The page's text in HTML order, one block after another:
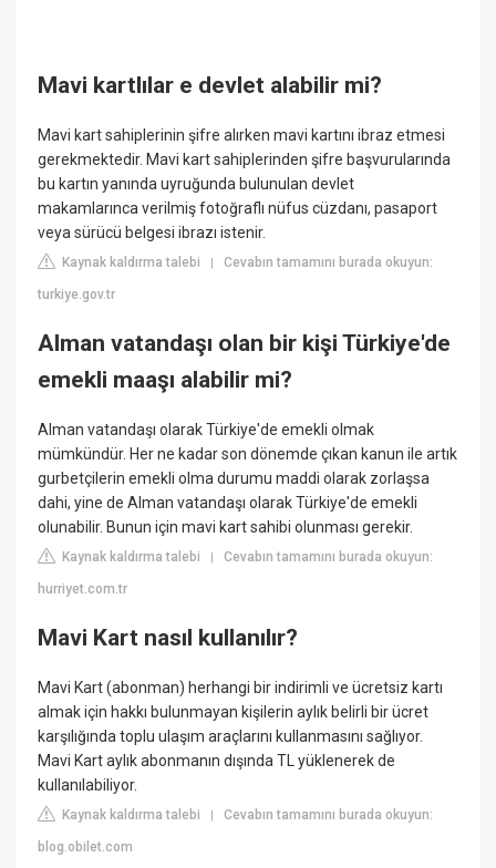
Mavi kartlılar e devlet alabilir mi?
Mavi kart sahiplerinin şifre alırken mavi kartını ibraz etmesi
gerekmektedir. Mavi kart sahiplerinden şifre başvurularında
bu kartın yanında uyruğunda bulunulan devlet
makamlarınca verilmiş fotoğraflı nüfus cüzdanı, pasaport
veya sürücü belgesi ibrazı istenir.
Kaynak kaldırma talebi |Cevabın tamamını burada okuyun:
turkiye.gov.tr
Alman vatandaşı olan bir kişi Türkiye'de
emekli maaşı alabilir mi?
Alman vatandaşı olarak Türkiye'de emekli olmak
mümkündür. Her ne kadar son dönemde çıkan kanun ile artık
gurbetçilerin emekli olma durumu maddi olarak zorlaşsa
dahi, yine de Alman vatandaşı olarak Türkiye'de emekli
olunabilir. Bunun için mavi kart sahibi olunması gerekir.
Kaynak kaldırma talebi |Cevabın tamamını burada okuyun:
hurriyet.com.tr
Mavi Kart nasıl kullanılır?
Mavi Kart (abonman) herhangi bir indirimli ve ücretsiz kartı
almak için hakkı bulunmayan kişilerin aylık belirli bir ücret
karşılığında toplu ulaşım araçlarını kullanmasını sağlıyor.
Mavi Kart aylık abonmanın dışında TL yüklenerek de
kullanılabiliyor.
Kaynak kaldırma talebi |Cevabın tamamını burada okuyun:
blog.obilet.com